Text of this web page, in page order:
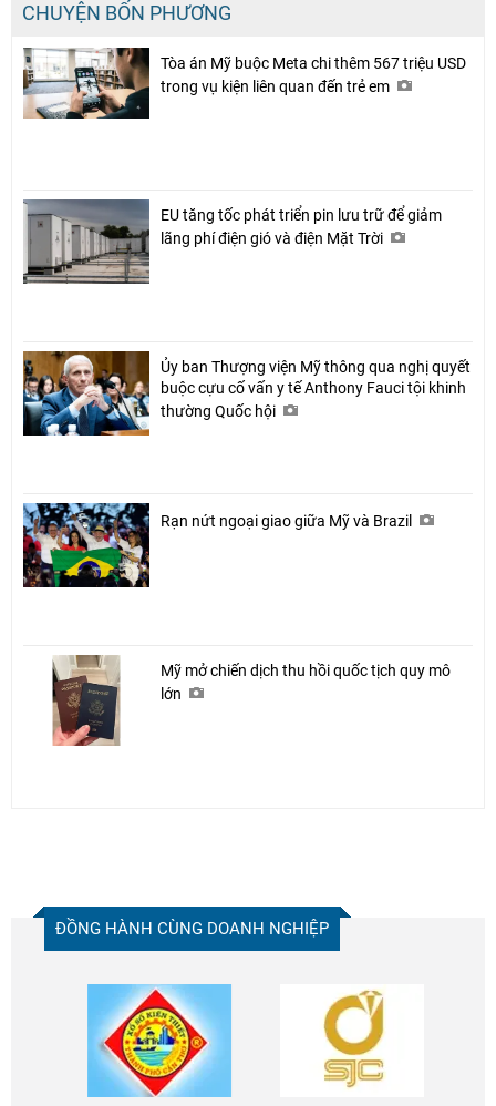
CHUYỆN BỐN PHƯƠNG
Tòa án Mỹ buộc Meta chi thêm 567 triệu USD
trong vụ kiện liên quan đến trẻ em
EU tăng tốc phát triển pin lưu trữ để giảm
lãng phí điện gió và điện Mặt Trời
Ủy ban Thượng viện Mỹ thông qua nghị quyết
buộc cựu cố vấn y tế Anthony Fauci tội khinh
thường Quốc hội
Rạn nứt ngoại giao giữa Mỹ và Brazil
Mỹ mở chiến dịch thu hồi quốc tịch quy mô
lớn
ĐỒNG HÀNH CÙNG DOANH NGHIỆP